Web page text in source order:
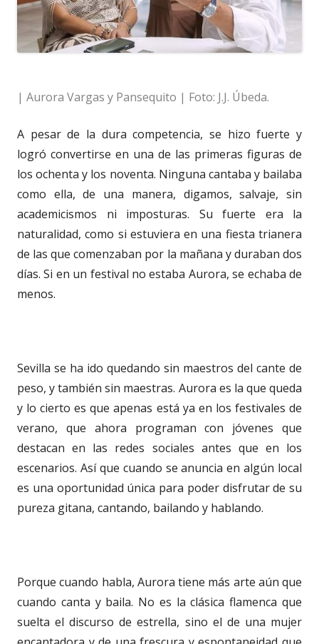
| Aurora Vargas y Pansequito | Foto: J.J. Úbeda.
A pesar de la dura competencia, se hizo fuerte y
logró convertirse en una de las primeras figuras de
los ochenta y los noventa. Ninguna cantaba y bailaba
como ella, de una manera, digamos, salvaje, sin
academicismos ni imposturas. Su fuerte era la
naturalidad, como si estuviera en una fiesta trianera
de las que comenzaban por la mañana y duraban dos
días. Si en un festival no estaba Aurora, se echaba de
menos.
Sevilla se ha ido quedando sin maestros del cante de
peso, y también sin maestras. Aurora es la que queda
y lo cierto es que apenas está ya en los festivales de
verano, que ahora programan con jóvenes que
destacan en las redes sociales antes que en los
escenarios. Así que cuando se anuncia en algún local
es una oportunidad única para poder disfrutar de su
pureza gitana, cantando, bailando y hablando.
Porque cuando habla, Aurora tiene más arte aún que
cuando canta y baila. No es la clásica flamenca que
suelta el discurso de estrella, sino el de una mujer